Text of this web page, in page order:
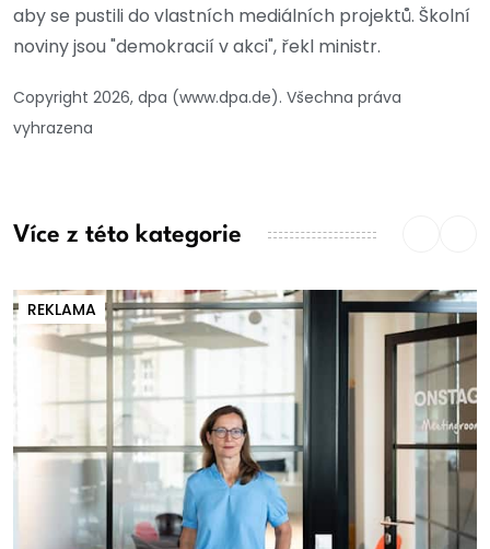
aby se pustili do vlastních mediálních projektů. Školní
noviny jsou "demokracií v akci", řekl ministr.
Copyright 2026, dpa (www.dpa.de). Všechna práva
vyhrazena
Více z této kategorie
REKLAMA